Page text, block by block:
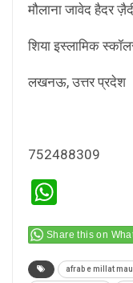
मौलाना जावेद हैदर
शिया इस्लामिक
लखनऊ, उत्तर प्रदेश
752488309
Share this on
afrab e millat